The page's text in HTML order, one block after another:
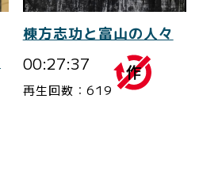
棟方志功と富山の人々
00:27:37
再生回数：619